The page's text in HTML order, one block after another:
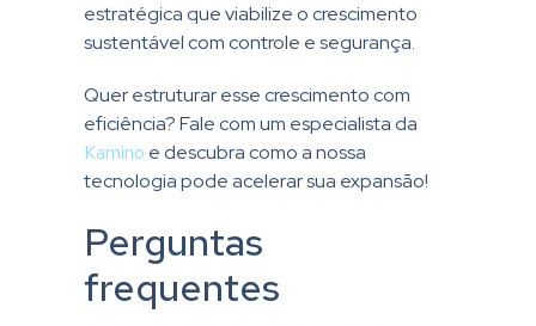
estratégica que viabilize o crescimento
sustentável com controle e segurança.
Quer estruturar esse crescimento com
eficiência? Fale com um especialista da
Kamino e descubra como a nossa
tecnologia pode acelerar sua expansão!
Perguntas
frequentes